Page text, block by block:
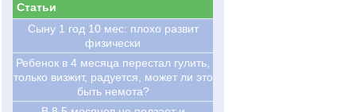
Статьи
Сыну 1 год 10 мес: плохо развит
физически
Ребенок в 4 месяца перестал гулить,
только визжит, радуется, может ли это
быть немота?